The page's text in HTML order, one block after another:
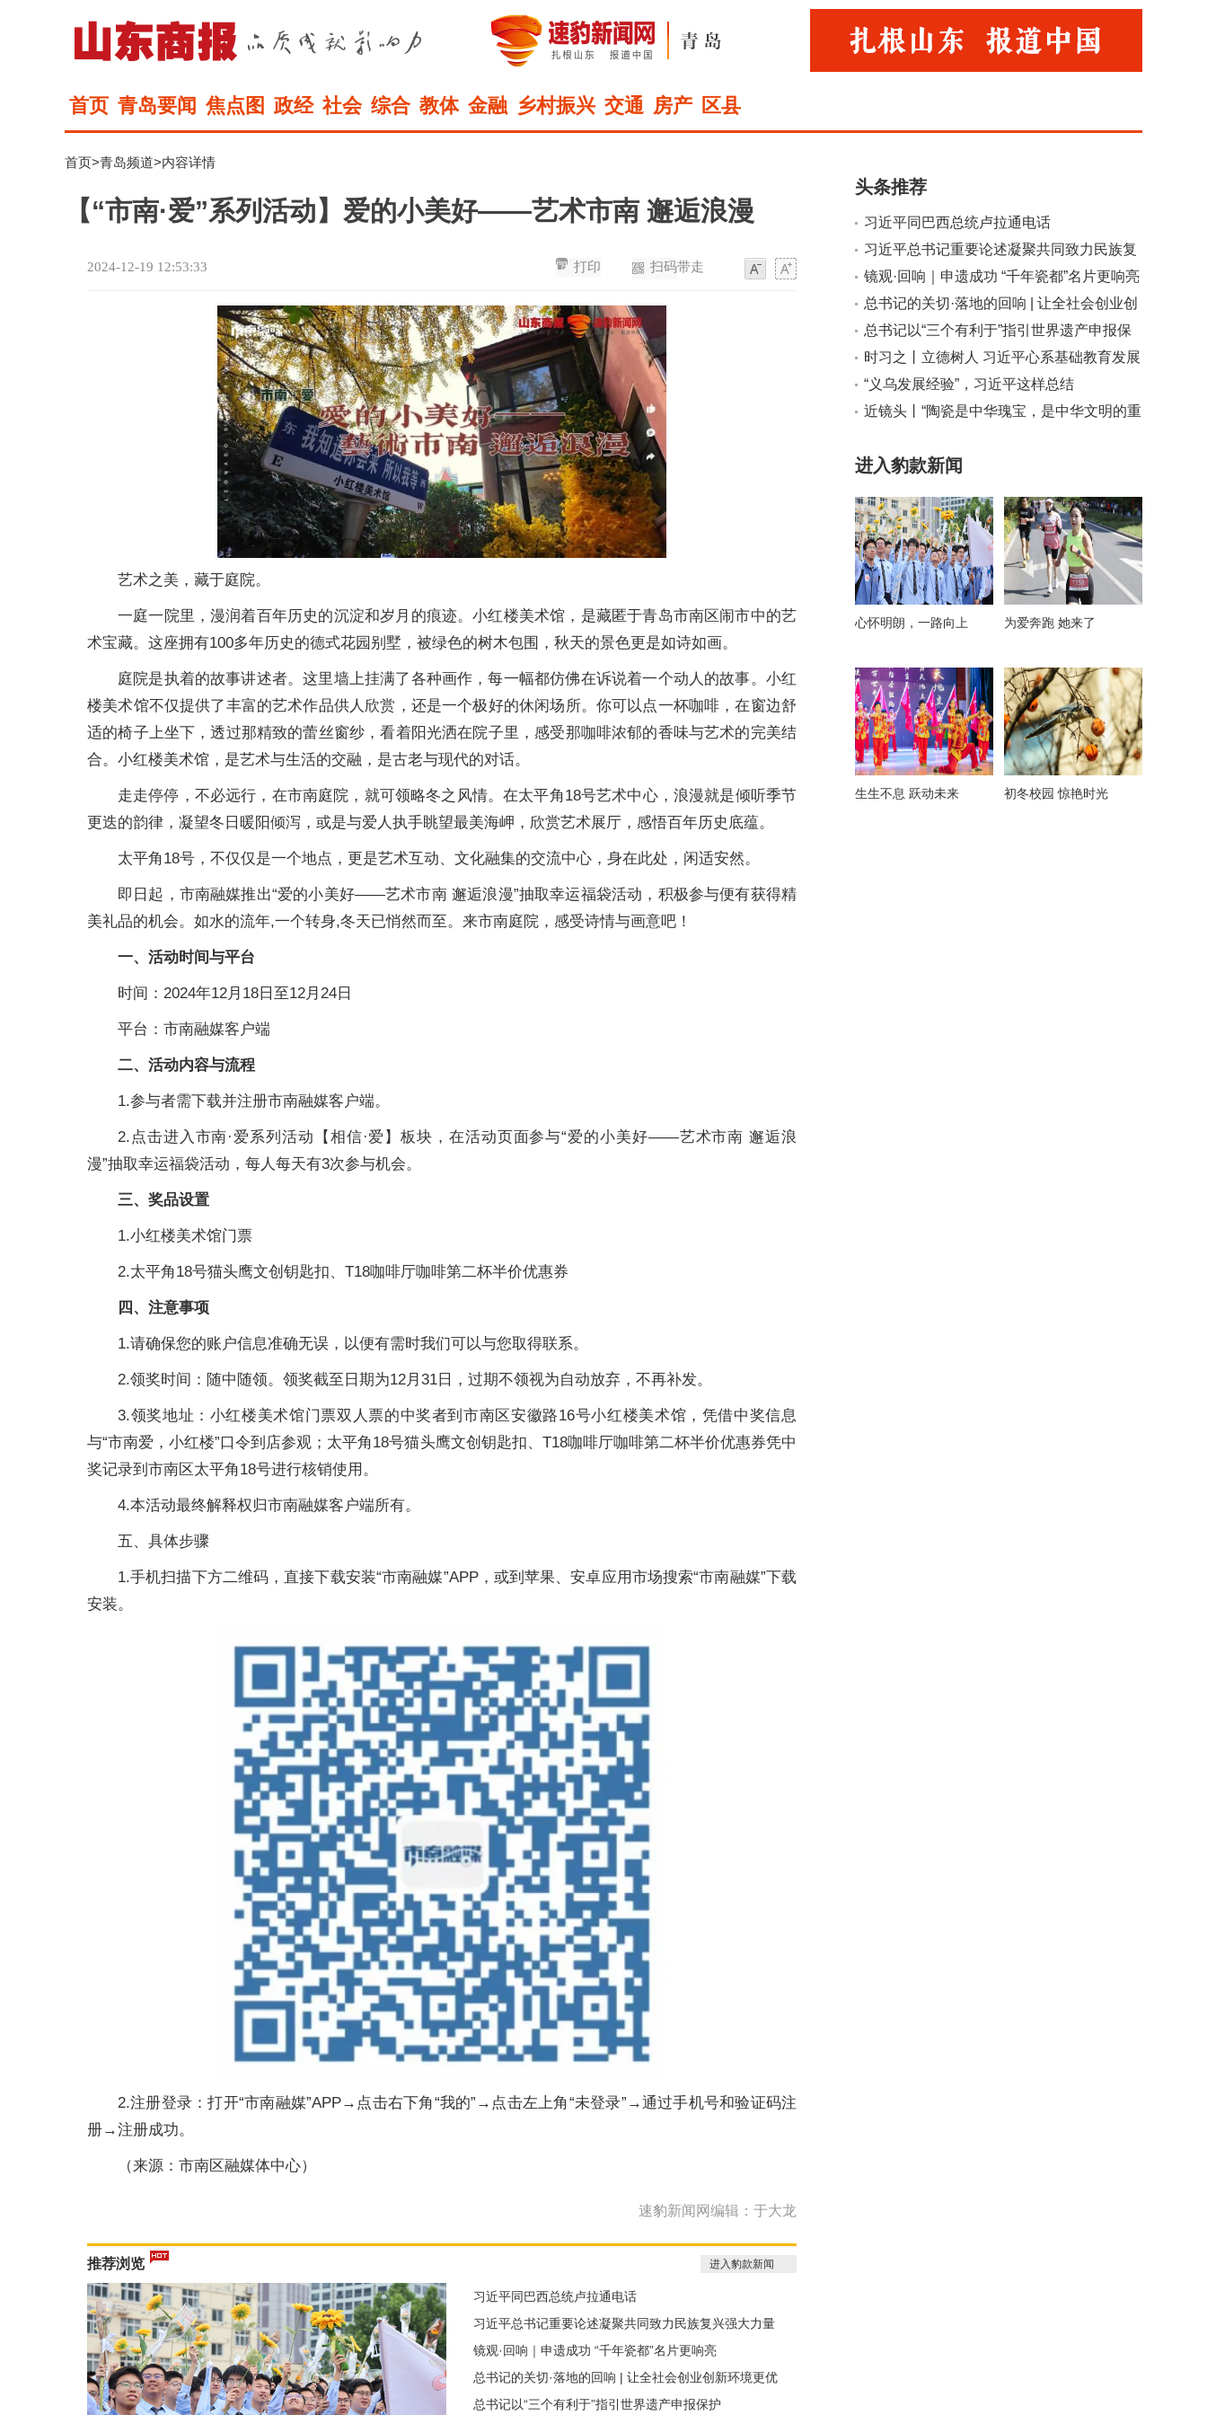
首页 青岛要闻 焦点图 政经 社会 综合 教体 金融 乡村振兴 交通 房产 区县
首页>青岛频道>内容详情
【“市南·爱”系列活动】爱的小美好——艺术市南 邂逅浪漫
2024-12-19 12:53:33
大
扫码带走
打印
​艺术之美，藏于庭院。
一庭一院里，漫润着百年历史的沉淀和岁月的痕迹。小红楼美术馆，是藏匿于青岛市南区闹市中的艺
术宝藏。这座拥有100多年历史的德式花园别墅，被绿色的树木包围，秋天的景色更是如诗如画。
庭院是执着的故事讲述者。这里墙上挂满了各种画作，每一幅都仿佛在诉说着一个动人的故事。小红
楼美术馆不仅提供了丰富的艺术作品供人欣赏，还是一个极好的休闲场所。你可以点一杯咖啡，在窗边舒
适的椅子上坐下，透过那精致的蕾丝窗纱，看着阳光洒在院子里，感受那咖啡浓郁的香味与艺术的完美结
合。小红楼美术馆，是艺术与生活的交融，是古老与现代的对话。
走走停停，不必远行，在市南庭院，就可领略冬之风情。在太平角18号艺术中心，浪漫就是倾听季节
更迭的韵律，凝望冬日暖阳倾泻，或是与爱人执手眺望最美海岬，欣赏艺术展厅，感悟百年历史底蕴。
太平角18号，不仅仅是一个地点，更是艺术互动、文化融集的交流中心，身在此处，闲适安然。
即日起，市南融媒推出“爱的小美好——艺术市南 邂逅浪漫”抽取幸运福袋活动，积极参与便有获得精
美礼品的机会。如水的流年,一个转身,冬天已悄然而至。来市南庭院，感受诗情与画意吧！
一、活动时间与平台
时间：2024年12月18日至12月24日
平台：市南融媒客户端
二、活动内容与流程
1.参与者需下载并注册市南融媒客户端。
2.点击进入市南·爱系列活动【相信·爱】板块，在活动页面参与“爱的小美好——艺术市南 邂逅浪
漫”抽取幸运福袋活动，每人每天有3次参与机会。
三、奖品设置
1.小红楼美术馆门票
2.太平角18号猫头鹰文创钥匙扣、T18咖啡厅咖啡第二杯半价优惠券
四、注意事项
1.请确保您的账户信息准确无误，以便有需时我们可以与您取得联系。
2.领奖时间：随中随领。领奖截至日期为12月31日，过期不领视为自动放弃，不再补发。
3.领奖地址：小红楼美术馆门票双人票的中奖者到市南区安徽路16号小红楼美术馆，凭借中奖信息
与“市南爱，小红楼”口令到店参观；太平角18号猫头鹰文创钥匙扣、T18咖啡厅咖啡第二杯半价优惠券凭中
奖记录到市南区太平角18号进行核销使用。
4.本活动最终解释权归市南融媒客户端所有。
五、具体步骤
1.手机扫描下方二维码，直接下载安装“市南融媒”APP，或到苹果、安卓应用市场搜索“市南融媒”下载
安装。
2.注册登录：打开“市南融媒”APP→点击右下角“我的”→点击左上角“未登录”→通过手机号和验证码注
册→注册成功。
（来源：市南区融媒体中心）
速豹新闻网编辑：于大龙
推荐浏览 进入豹款新闻
习近平同巴西总统卢拉通电话
习近平总书记重要论述凝聚共同致力民族复兴强大力量
镜观·回响｜申遗成功 “千年瓷都”名片更响亮
总书记的关切·落地的回响 | 让全社会创业创新环境更优
总书记以“三个有利于”指引世界遗产申报保护
头条推荐
习近平同巴西总统卢拉通电话
习近平总书记重要论述凝聚共同致力民族复
兴强大力量
镜观·回响｜申遗成功 “千年瓷都”名片更响亮
总书记的关切·落地的回响 | 让全社会创业创
新环境更优
总书记以“三个有利于”指引世界遗产申报保
护
时习之丨立德树人 习近平心系基础教育发展
“义乌发展经验”，习近平这样总结
近镜头丨“陶瓷是中华瑰宝，是中华文明的重
进入豹款新闻
心怀明朗，一路向上 为爱奔跑 她来了
生生不息 跃动未来 初冬校园 惊艳时光